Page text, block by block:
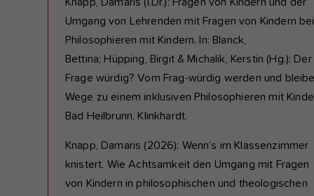
Knapp, Damaris (i.Dr.): Fragen von Kindern und der
Umgang von Lehrenden mit Fragen von Kindern
Philosophieren mit Kindern. In: Blanck,
Bettina; Hüpping, Birgit & Michalik, Kerstin (Hg.): Der
Frage würdig? Vom Frag-würdig werden und
Wege zu einem inklusiven Philosophieren mit
Bad Heilbrunn, Klinkhardt.
Knapp, Damaris (2026): Wenn’s im Klassenzimmer
knistert. Wie Achtsamkeit den Umgang mit Fragen
von Kindern in philosophischen und theologischen